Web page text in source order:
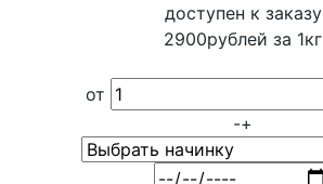
доступен к заказу
2900рублей за 1кг
от
-+